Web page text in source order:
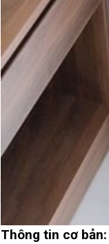
Thông tin cơ bản: